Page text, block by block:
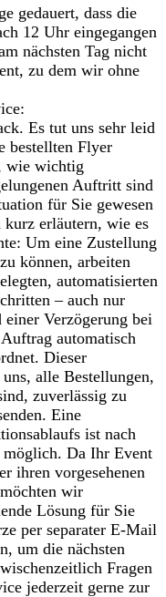
gedauert, dass die
12 Uhr eingegangen
nächsten Tag nicht
zu dem wir ohne
Es tut uns sehr leid
bestellten Flyer
wie wichtig
Auftritt sind
für Sie gewesen
erläutern, wie es
Um eine Zustellung
können, arbeiten
automatisierten
– auch nur
Verzögerung bei
automatisch
Dieser
alle Bestellungen,
zuverlässig zu
Eine
ist nach
Da Ihr Event
ihren vorgesehenen
wir
Lösung für Sie
per separater E-Mail
um die nächsten
Fragen
jederzeit gerne zur